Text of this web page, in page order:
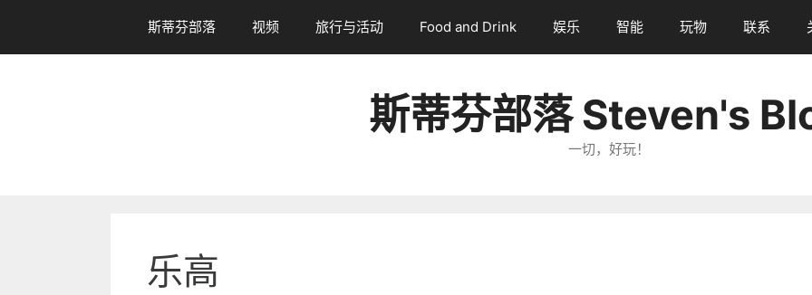
到
斯蒂芬部落 视频 旅行与活动 Food and Drink 娱乐 智能 玩物 联系
斯蒂芬部落 Steven's
一切，好玩！
乐高